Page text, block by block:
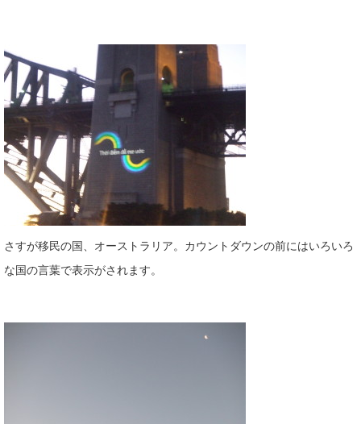
さすが移民の国、オーストラリア。カウントダウンの前にはいろいろ
な国の言葉で表示がされます。